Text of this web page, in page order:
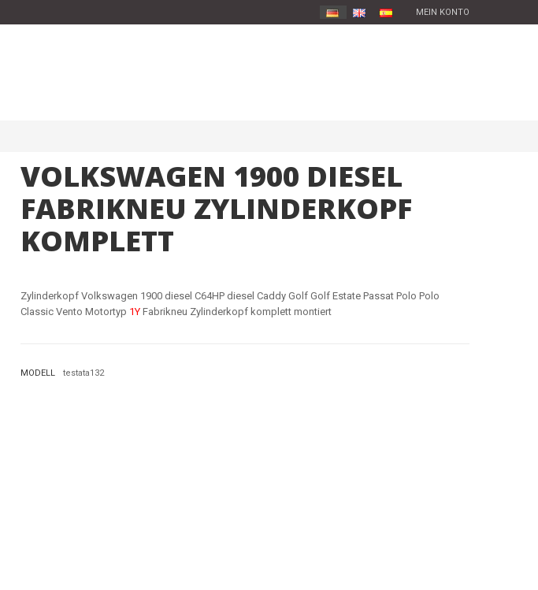
MEIN KONTO
VOLKSWAGEN 1900 DIESEL
FABRIKNEU ZYLINDERKOPF
KOMPLETT
Zylinderkopf Volkswagen 1900 diesel C64HP diesel Caddy Golf Golf Estate Passat Polo Polo
Classic Vento Motortyp 1Y Fabrikneu Zylinderkopf komplett montiert
MODELL testata132